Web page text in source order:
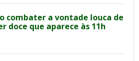
combater a vontade louca de
doce que aparece às 11h